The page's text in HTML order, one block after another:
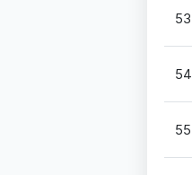
53
54
55